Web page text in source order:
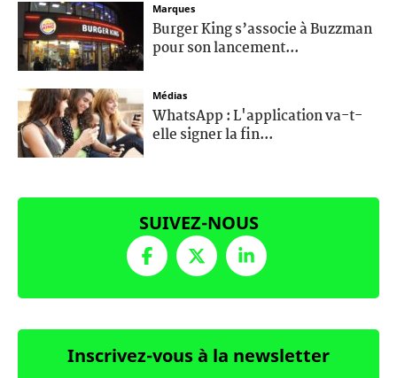
Marques
Burger King s’associe à Buzzman
pour son lancement...
Médias
WhatsApp : L'application va-t-
elle signer la fin...
SUIVEZ-NOUS
Inscrivez-vous à la newsletter